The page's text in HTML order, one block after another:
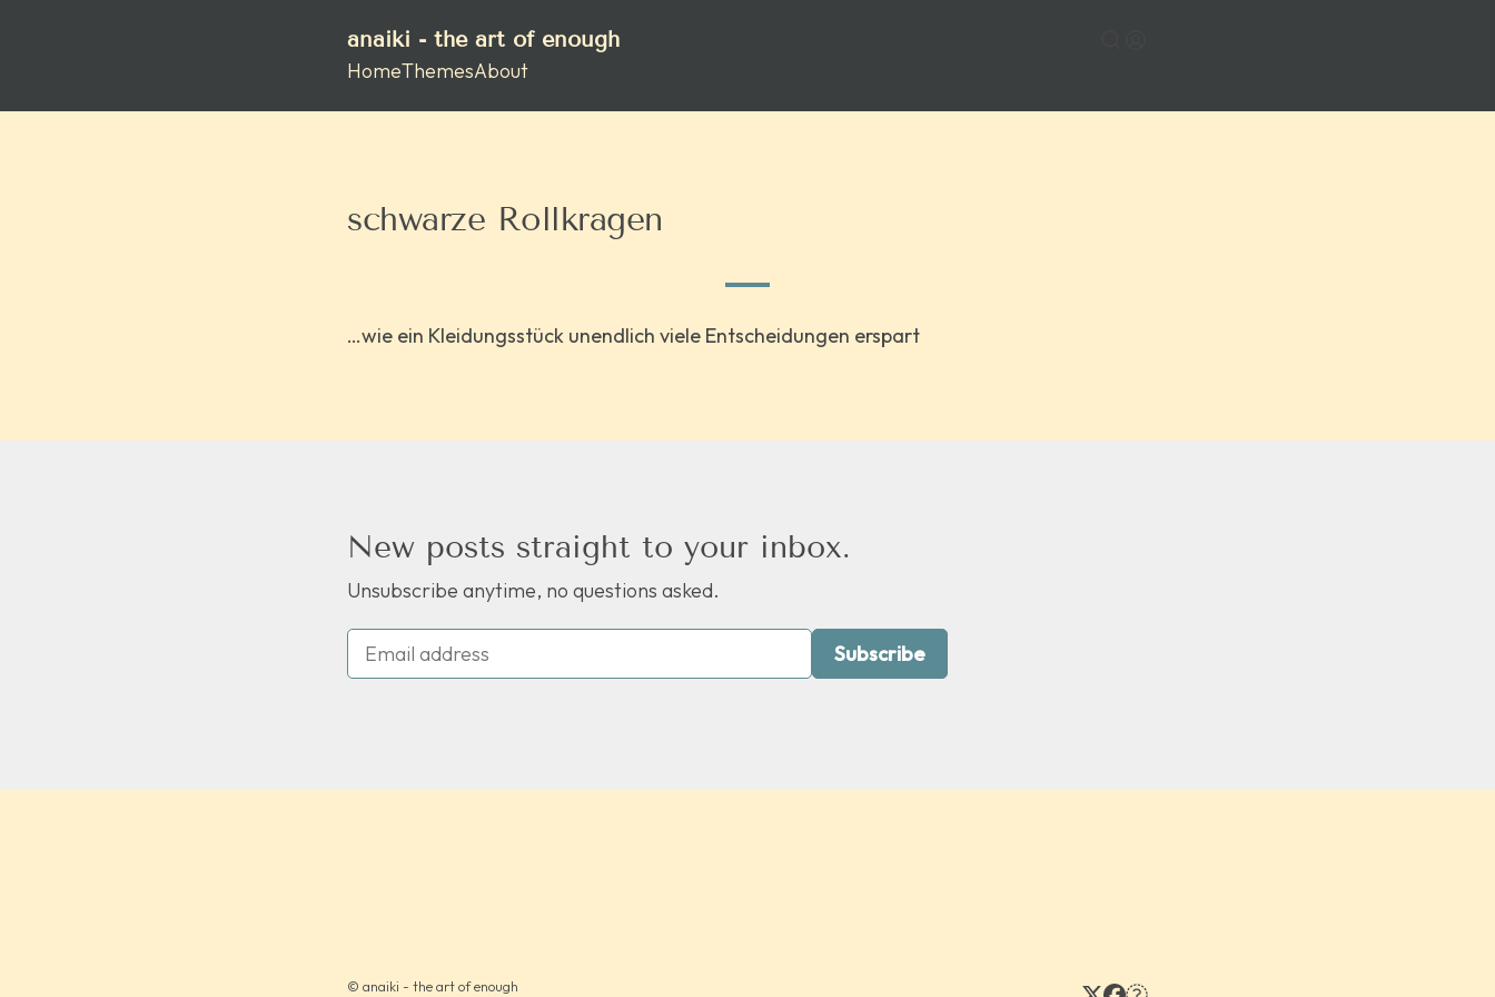
anaiki - the art of enough
HomeThemesAbout
schwarze Rollkragen
…wie ein Kleidungsstück unendlich viele Entscheidungen erspart
New posts straight to your inbox.
Unsubscribe anytime, no questions asked.
Subscribe
© anaiki - the art of enough